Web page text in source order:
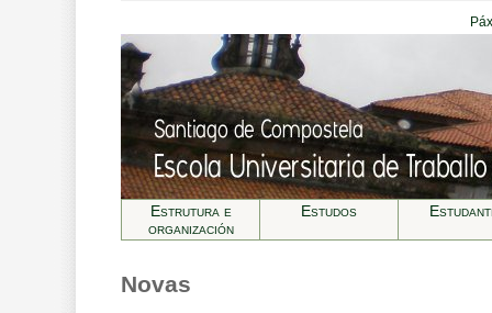
Estrutura e
organización
Estudos
Novas